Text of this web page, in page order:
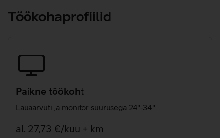
Töökohaprofiilid
Paikne töökoht
Lauaarvuti ja monitor suurusega 24"-34"
al. 27,73 €/kuu + km